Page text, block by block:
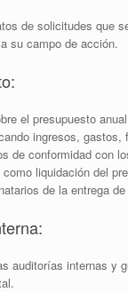
de solicitudes que
su campo de acción.
el presupuesto
ingresos, gastos,
de conformidad con
liquidación del
de la entrega
auditorías internas y